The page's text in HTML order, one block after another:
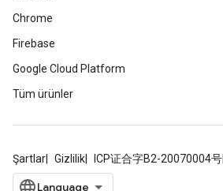
Chrome
Firebase
Google Cloud Platform
Tüm ürünler
Şartlar Gizlilik ICP证合字B2-20070004号